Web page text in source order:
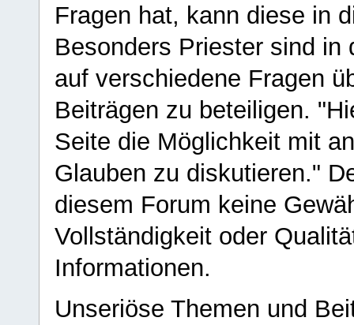
Fragen hat, kann diese in
Besonders Priester sind in
auf verschiedene Fragen
Beiträgen zu beteiligen.
Seite die Möglichkeit mit
Glauben zu diskutieren."
diesem Forum keine
Vollständigkeit oder
Informationen.
Unseriöse Themen und